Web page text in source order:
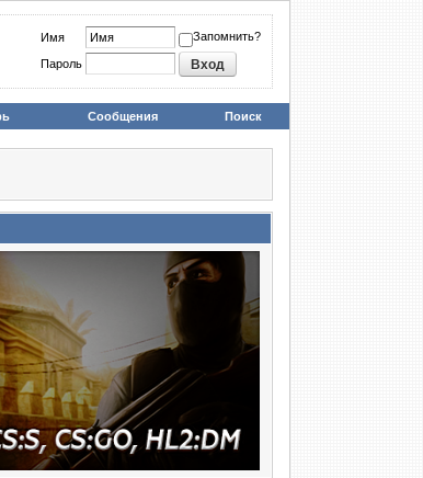
Имя Запомнить?
Пароль
Сообщения Поиск